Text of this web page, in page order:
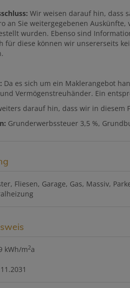
Wir weisen darauf hin, dass
an Sie weitergegebenen
wurden. Ebenso sind
für diese können wir unsererseits
Da es sich um ein Maklerangebot
Vermögenstreuhänder. Ein
darauf hin, dass wir in diesem
Grunderwerbssteuer 3,5 %,
Fliesen Garage Gas Massiv
kWh/m2a